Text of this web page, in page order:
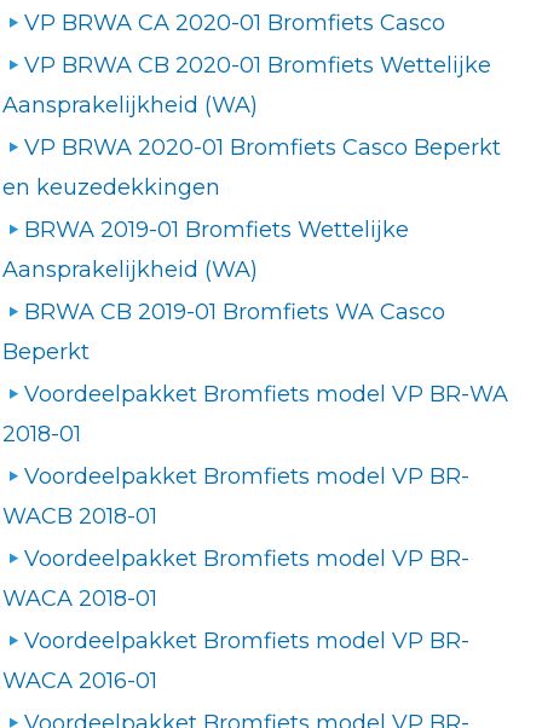
VP BRWA CA 2020-01 Bromfiets Casco
VP BRWA CB 2020-01 Bromfiets Wettelijke
Aansprakelijkheid (WA)
VP BRWA 2020-01 Bromfiets Casco Beperkt
en keuzedekkingen
BRWA 2019-01 Bromfiets Wettelijke
Aansprakelijkheid (WA)
BRWA CB 2019-01 Bromfiets WA Casco
Beperkt
Voordeelpakket Bromfiets model VP BR-WA
2018-01
Voordeelpakket Bromfiets model VP BR-
WACB 2018-01
Voordeelpakket Bromfiets model VP BR-
WACA 2018-01
Voordeelpakket Bromfiets model VP BR-
WACA 2016-01